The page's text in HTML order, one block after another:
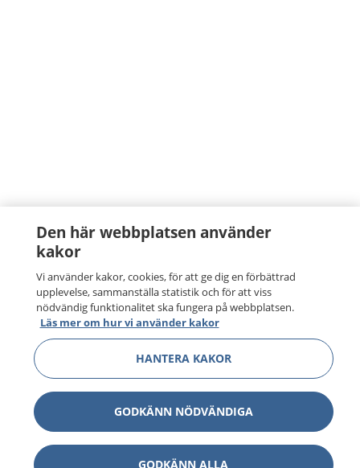
Den här webbplatsen använder
kakor
Vi använder kakor, cookies, för att ge dig en förbättrad
upplevelse, sammanställa statistik och för att viss
nödvändig funktionalitet ska fungera på webbplatsen.
Läs mer om hur vi använder kakor
HANTERA KAKOR
GODKÄNN NÖDVÄNDIGA
GODKÄNN ALLA